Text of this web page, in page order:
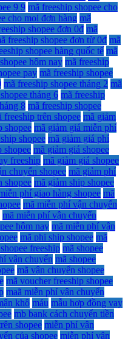
9 9 mã freeship shopee cho
cho mọi đơn hàng mã
shopee đơn 0đ mã
freeship shopee đơn từ 0đ mã
shopee hàng quốc tế mã
hôm nay mã freeship
pay mã freeship shopee
mã freeship shopee tháng 2 mã
tháng 6 mã freeship
8 mã freeship shopee
freeship trên shopee mã giảm
shopee mã giảm giá miễn phí
shopee mã giảm giá phí
shopee mã giảm giá shopee
freeship mã giảm giá shopee
chuyển shopee mã giảm phí
shopee mã giảm ship shopee
phí giao hàng shopee mã
mã miễn phí vận chuyển
mã miễn phí vận chuyển
hôm nay mã miễn phí vận
mã phi ship shopee mã
freeship mã shopee
vận chuyển mã shopee
mã vận chuyển shopee
mã voucher freeship shopee
maã miễn phí vận chuyển
khô máu mẫu hợp đồng vay
mb bank cách chuyển tiền
shopee miễn phí vận
của shopee miễn phí vận